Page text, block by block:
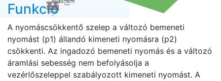
Funkció
A nyomáscsökkentő szelep a változó bemeneti
nyomást (p1) állandó kimeneti nyomásra (p2)
csökkenti. Az ingadozó bemeneti nyomás és a változó
áramlási sebesség nem befolyásolja a
vezérlőszeleppel szabályozott kimeneti nyomást. A